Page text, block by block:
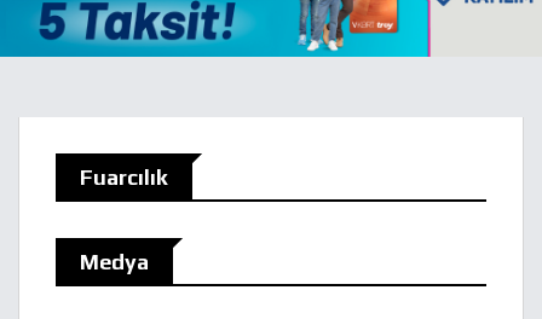
Fuarcılık
Medya